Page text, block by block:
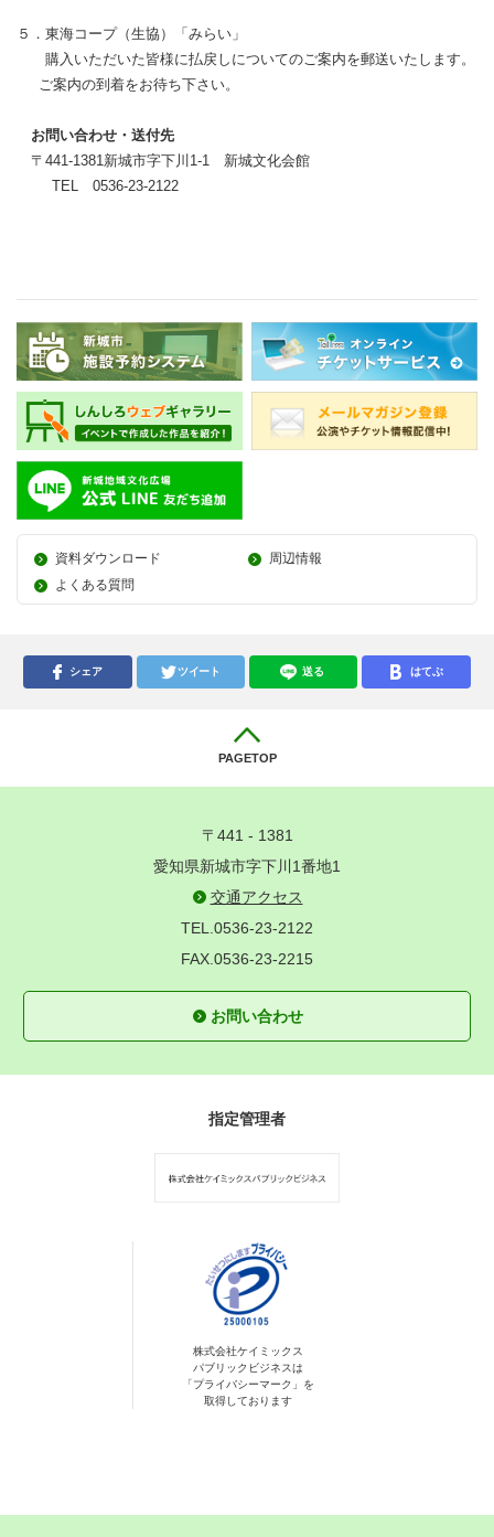
５．東海コープ（生協）「みらい」
購入いただいた皆様に払戻しについてのご案内を郵送いたします。
ご案内の到着をお待ち下さい。
お問い合わせ・送付先
〒441-1381新城市字下川1-1 新城文化会館
TEL 0536-23-2122
資料ダウンロード
周辺情報
よくある質問
シェア ツイート 送る はてぶ
PAGETOP
〒441 - 1381
愛知県新城市字下川1番地1
交通アクセス
TEL.0536-23-2122
FAX.0536-23-2215
お問い合わせ
指定管理者
株式会社ケイミックス
パブリックビジネスは
「プライバシーマーク」を
取得しております